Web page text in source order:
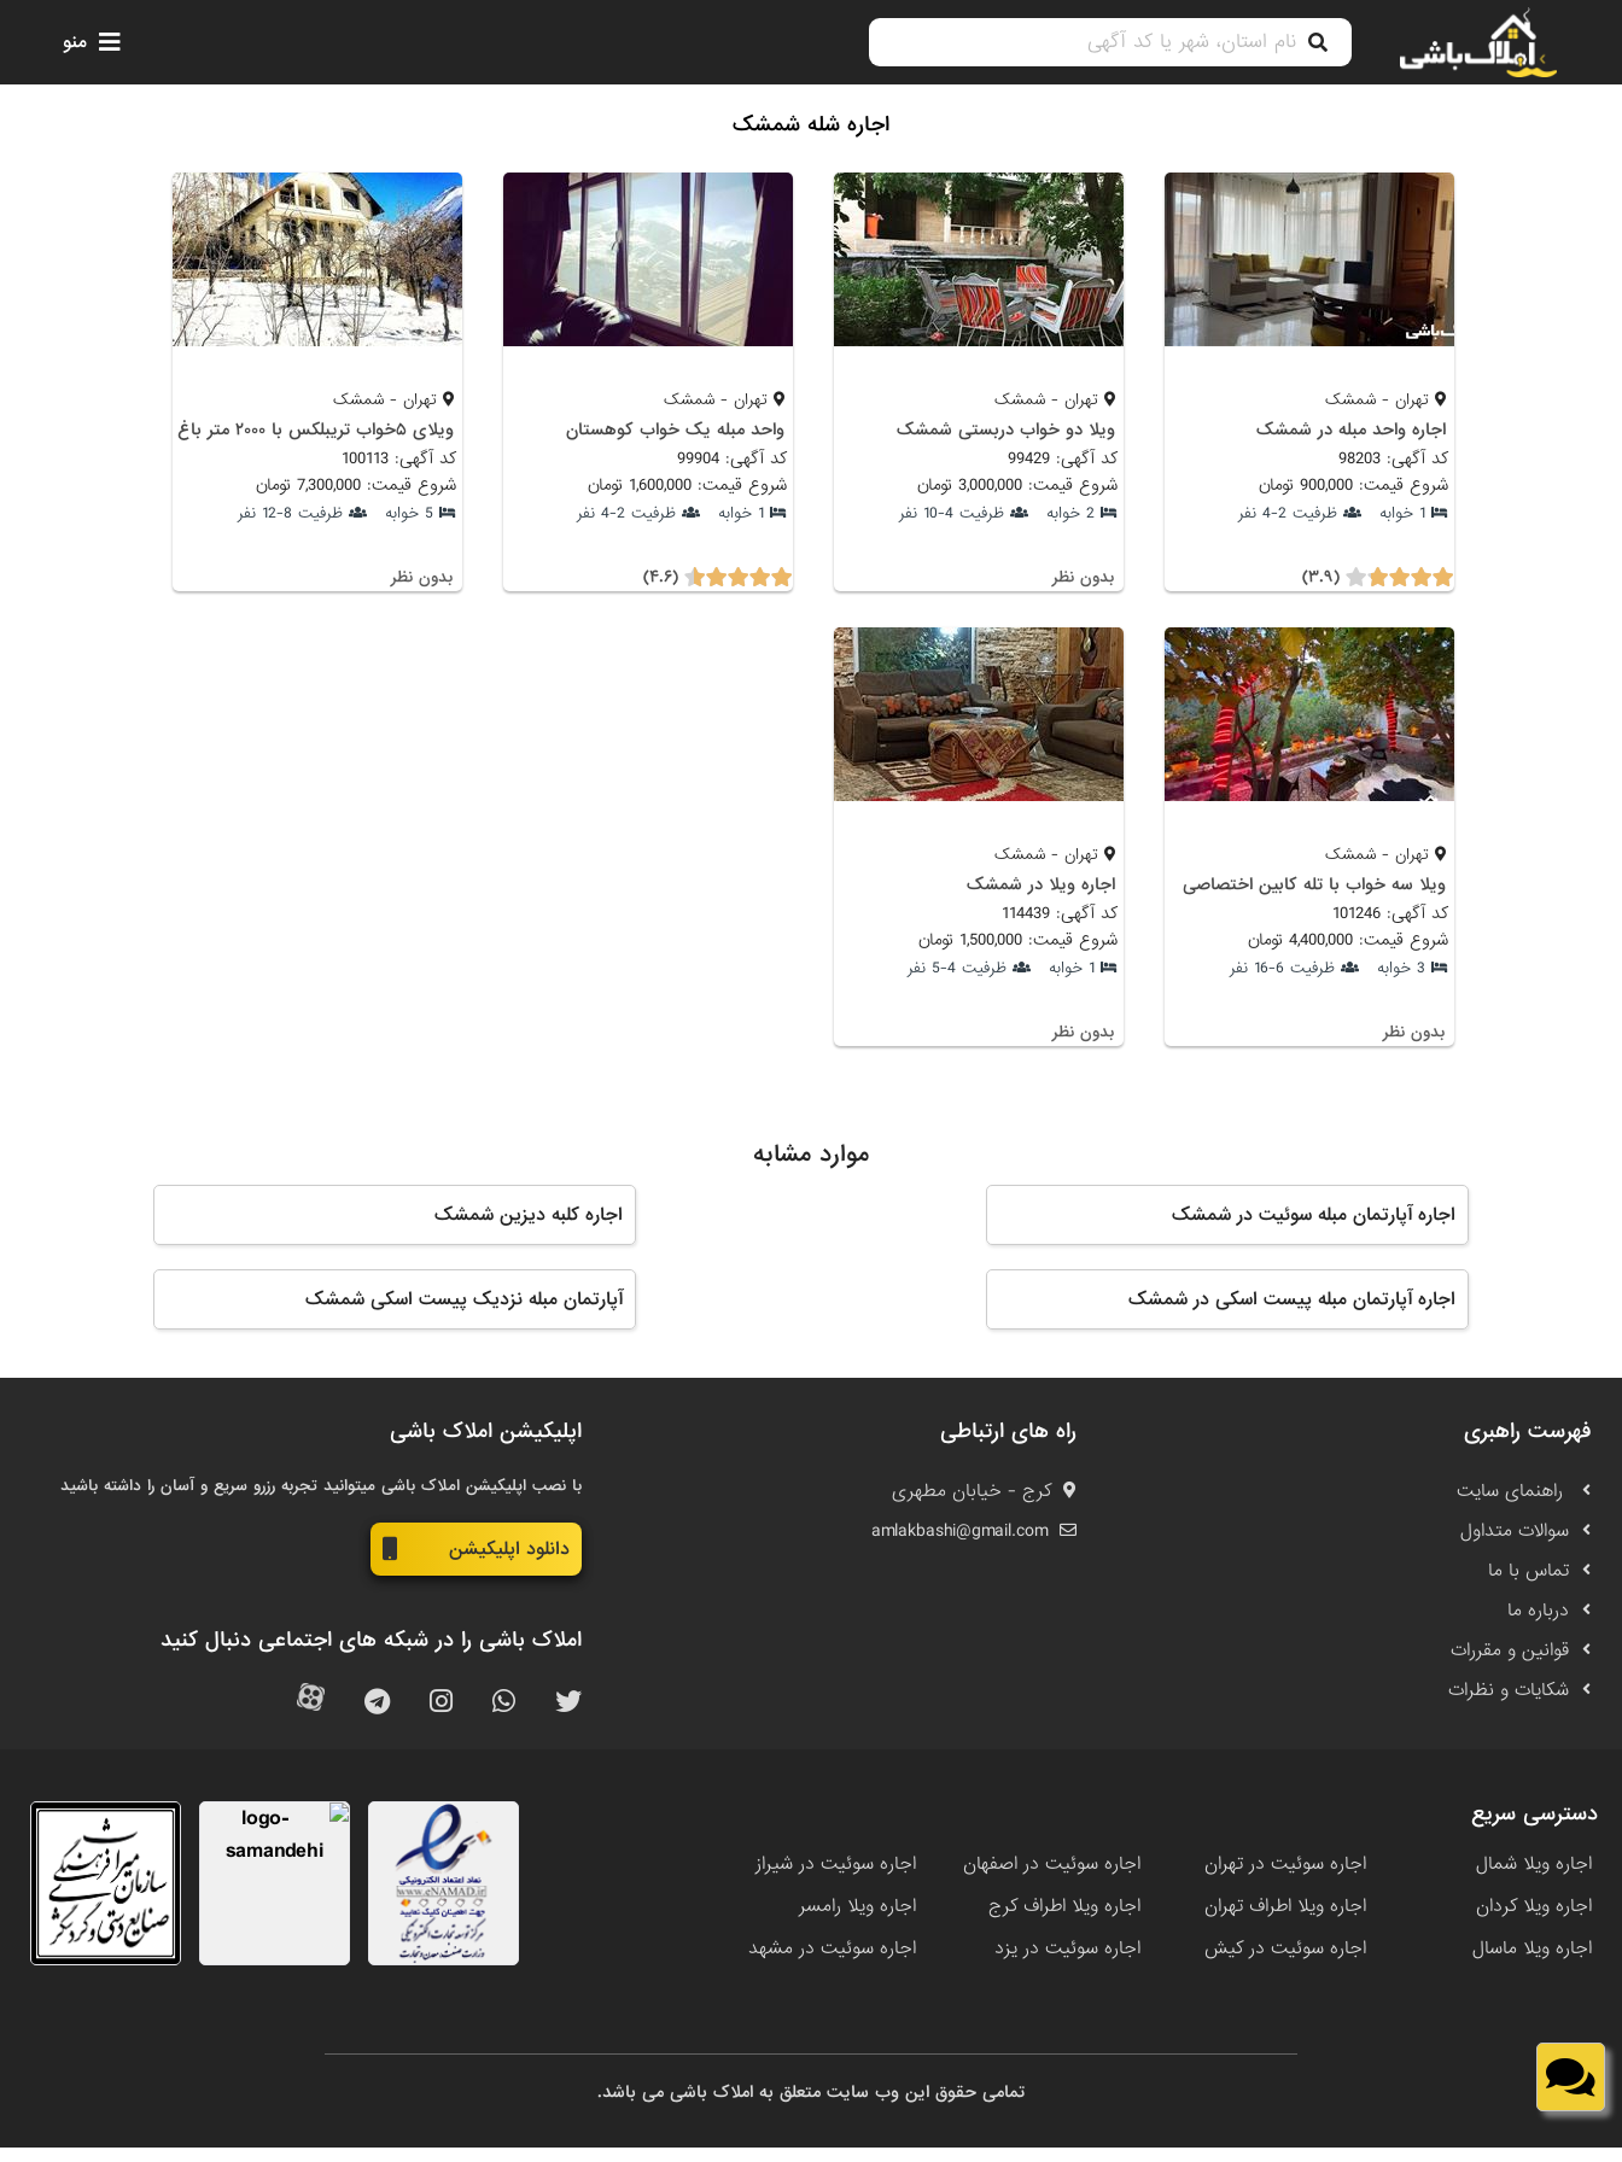
منو
اجاره شله شمشک
تهران - شمشک
اجاره واحد مبله در شمشک
کد آگهی: 98203
شروع قیمت: 900,000 تومان
1 خوابه ظرفیت 2-4 نفر
(۳.۹)
تهران - شمشک
ویلا دو خواب دربستی شمشک
کد آگهی: 99429
شروع قیمت: 3,000,000 تومان
2 خوابه ظرفیت 4-10 نفر
بدون نظر
تهران - شمشک
واحد مبله یک خواب کوهستان
کد آگهی: 99904
شروع قیمت: 1,600,000 تومان
1 خوابه ظرفیت 2-4 نفر
(۴.۶)
تهران - شمشک
ویلای ۵خواب تریبلکس با ۲۰۰۰ متر باغ
کد آگهی: 100113
شروع قیمت: 7,300,000 تومان
5 خوابه ظرفیت 8-12 نفر
بدون نظر
تهران - شمشک
ویلا سه خواب با تله کابین اختصاصی
کد آگهی: 101246
شروع قیمت: 4,400,000 تومان
3 خوابه ظرفیت 6-16 نفر
بدون نظر
تهران - شمشک
اجاره ویلا در شمشک
کد آگهی: 114439
شروع قیمت: 1,500,000 تومان
1 خوابه ظرفیت 4-5 نفر
بدون نظر
موارد مشابه
اجاره آپارتمان مبله سوئیت در شمشک اجاره کلبه دیزین شمشک
اجاره آپارتمان مبله پیست اسکی در شمشک آپارتمان مبله نزدیک پیست اسکی شمشک
فهرست راهبری
راهنمای سایت
سوالات متداول
تماس با ما
درباره ما
قوانین و مقررات
شکایات و نظرات
راه های ارتباطی
کرج - خیابان مطهری
amlakbashi@gmail.com
اپلیکیشن املاک باشی
با نصب اپلیکیشن املاک باشی میتوانید تجربه رزرو سریع و آسان را داشته باشید
دانلود اپلیکیشن
املاک باشی را در شبکه های اجتماعی دنبال کنید
دسترسی سریع
اجاره ویلا شمال اجاره سوئیت در تهران اجاره سوئیت در اصفهان
اجاره سوئیت در شیراز
اجاره ویلا کردان
اجاره ویلا اطراف تهران اجاره ویلا اطراف کرج
اجاره ویلا رامسر
اجاره ویلا ماسال
اجاره سوئیت در کیش اجاره سوئیت در یزد اجاره سوئیت در مشهد
تمامی حقوق این وب سایت متعلق به املاک باشی می باشد.